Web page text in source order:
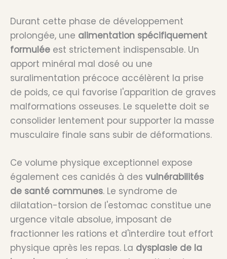
Durant cette phase de développement
prolongée, une alimentation spécifiquement
formulée est strictement indispensable. Un
apport minéral mal dosé ou une
suralimentation précoce accélèrent la prise
de poids, ce qui favorise l'apparition de graves
malformations osseuses. Le squelette doit se
consolider lentement pour supporter la masse
musculaire finale sans subir de déformations.
Ce volume physique exceptionnel expose
également ces canidés à des vulnérabilités
de santé communes. Le syndrome de
dilatation-torsion de l'estomac constitue une
urgence vitale absolue, imposant de
fractionner les rations et d'interdire tout effort
physique après les repas. La dysplasie de la